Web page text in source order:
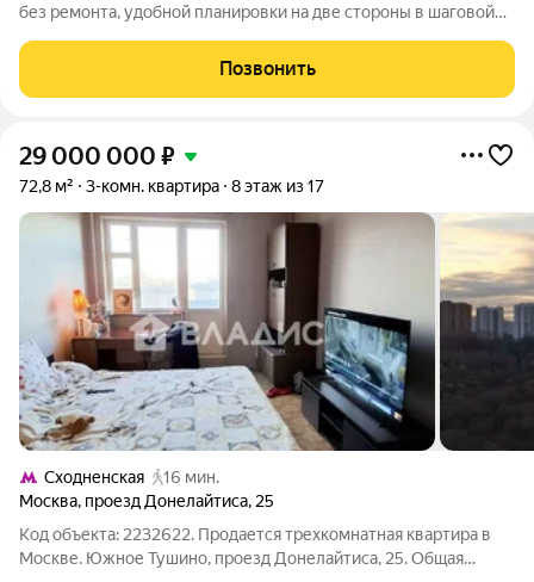
без ремонта, удобной планировки на две стороны в шаговой
изолированные, кухня 8,3 кв м, две большие лоджии,
раздельный санузел, высота потолка 2,70.
Позвонить
29 000 000 ₽
72,8 м² 3-комн. квартира 8 этаж из 17
Сходненская
16 мин.
Москва, проезд Донелайтиса, 25
Код объекта: 2232622. Продается трехкомнатная квартира в
Москве. Южное Тушино, проезд Донелайтиса, 25. Общая